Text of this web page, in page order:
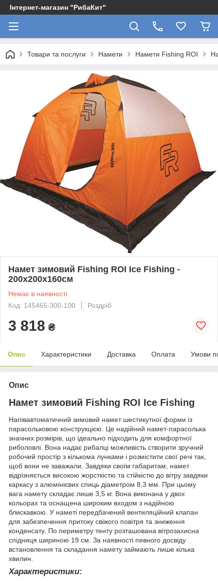
Інтернет-магазин "РибаКит"
Товари та послуги Намети Намети Fishing ROI
Намет зимовий Fishing ROI Ice Fishing -
200х200х160см
Немає в наявності
Код: 145465-300-100
Роздріб
3 818 ₴
Опис Характеристики Доставка Оплата Умови
Опис
Намет зимовий Fishing ROI Ice Fishing
Напівавтоматичний зимовий намет шестикутної форми із
парасольковою конструкцією. Це надійний намет-парасолька
значних розмірів, що ідеально підходить для комфортної
риболовлі. Вона надає рибалці можливість створити зручний
робочий простір з кількома лунками і розмістити свої речі так,
щоб вони не заважали. Завдяки своїм габаритам, намет
відрізняється високою жорсткістю та стійкістю до вітру завдяки
каркасу з алюмінієвих спиць діаметром 8,3 мм. При цьому
вага намету складає лише 3,5 кг. Вона виконана у двох
кольорах та оснащена широким входом з надійною
блискавкою. У наметі передбачений вентиляційний клапан
для забезпечення притоку свіжого повітря та зниження
конденсату. По периметру тенту розташована вітрозахисна
спідниця шириною 19 см. За наявності певного досвіду
встановлення та складання намету займають лише кілька
хвилин.
Характеристики: